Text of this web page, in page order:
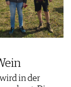
in der